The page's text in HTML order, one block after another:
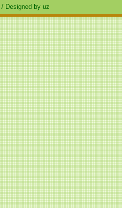
/ Designed by uz